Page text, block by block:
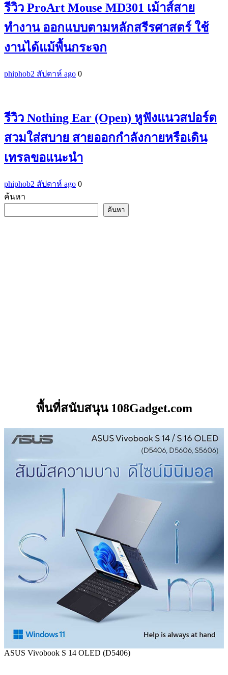
รีวิว ProArt Mouse MD301 เม้าส์สาย
ทำงาน ออกแบบตามหลักสรีรศาสตร์ ใช้
งานได้แม้พื้นกระจก
phiphob2 สัปดาห์ ago 0
รีวิว Nothing Ear (Open) หูฟังแนวสปอร์ต
สวมใส่สบาย สายออกกำลังกายหรือเดิน
เทรลขอแนะนำ
phiphob2 สัปดาห์ ago 0
ค้นหา
ค้นหา
พื้นที่สนับสนุน 108Gadget.com
ASUS Vivobook S 14 OLED (D5406)